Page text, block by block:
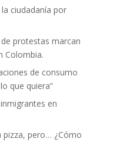
ciudadanía por
protestas marcan
Colombia.
de consumo
que quiera”
en
pizza, pero… ¿Cómo